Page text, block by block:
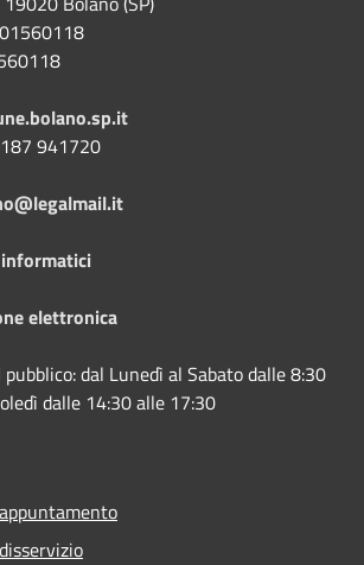
941720
elettronica
dal Lunedì al Sabato dalle 8:30
dalle 14:30 alle 17:30